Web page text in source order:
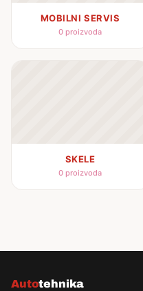
MOBILNI SERVIS
0 proizvoda
SKELE
0 proizvoda
Autotehnika